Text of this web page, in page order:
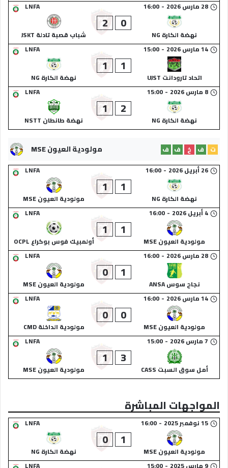
LNFA
28 مارس 2026 -
16:00
نهضة الكارة NG
0
2
شباب قصبة تادلة JSKT
LNFA
14 مارس 2026 -
15:00
اتحاد تارودانت UJST
1
1
نهضة الكارة NG
LNFA
8 مارس 2026 -
15:00
نهضة الكارة NG
2
1
نهضة طانطان NSTT
مولودية العيون MSE ت ف خ ف ف
LNFA
26 أبريل 2026 -
16:00
نهضة الكارة NG
1
1
مولودية العيون MSE
LNFA
4 أبريل 2026 -
16:00
مولودية العيون MSE
1
1
أولمبيك فوس بوكراع OCPL
LNFA
28 مارس 2026 -
16:00
نجاح سوس ANSA
1
0
مولودية العيون MSE
LNFA
14 مارس 2026 -
16:00
مولودية العيون MSE
0
0
مولودية الداخلة CMD
LNFA
7 مارس 2026 -
15:00
أمل سوق السبت CASS
3
1
مولودية العيون MSE
المواجهات المباشرة
LNFA 15 نوفمبر 2025 -
16:00
مولودية العيون MSE
1
0
نهضة الكارة NG